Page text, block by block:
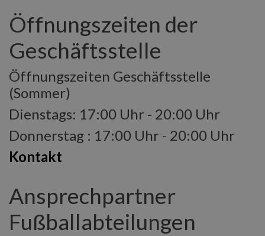
Öffnungszeiten der
Geschäftsstelle
Öffnungszeiten Geschäftsstelle
(Sommer)
Dienstags: 17:00 Uhr - 20:00 Uhr
Donnerstag : 17:00 Uhr - 20:00 Uhr
Kontakt
Ansprechpartner
Fußballabteilungen